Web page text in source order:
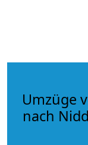
Umzüge
nach